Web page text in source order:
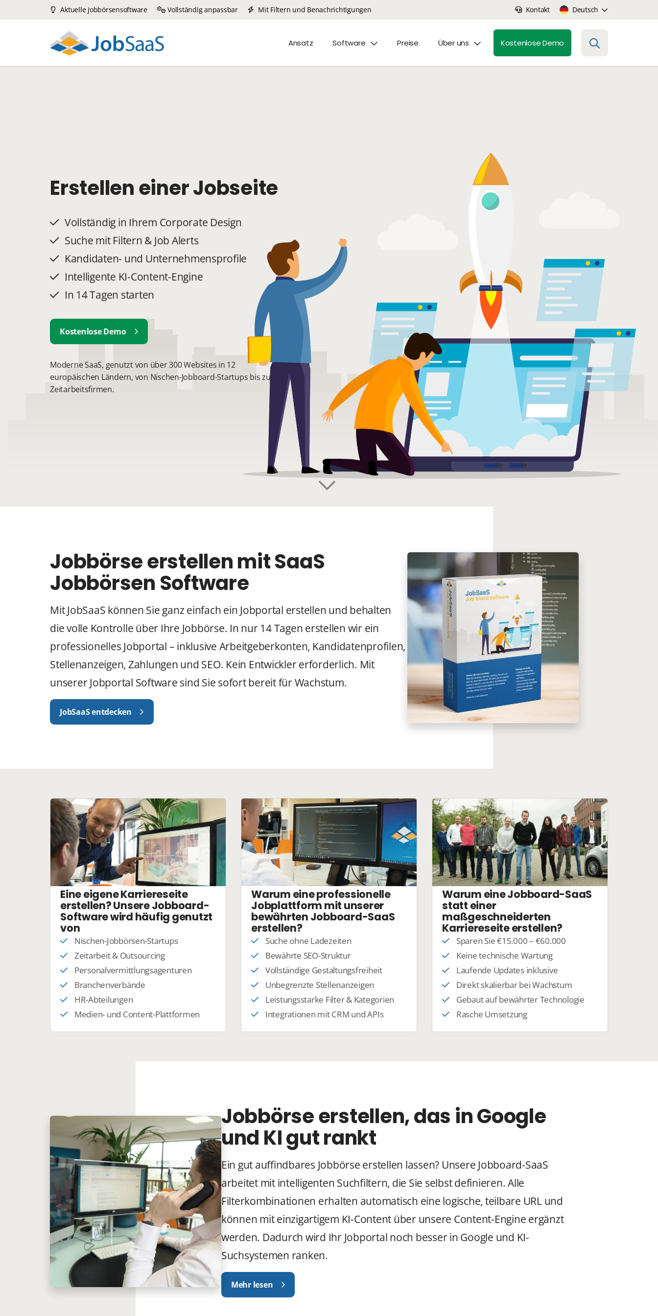
Erstellen einer Jobseite
Vollständig in Ihrem Corporate Design
Suche mit Filtern & Job Alerts
Kandidaten- und Unternehmensprofile
Intelligente KI-Content-Engine
In 14 Tagen starten
Kostenlose Demo
Moderne SaaS, genutzt von über 300 Websites in 12
europäischen Ländern, von Nischen-Jobboard-Startups bis zu
Zeitarbeitsfirmen.
Jobbörse erstellen mit SaaS
Jobbörsen Software
Mit JobSaaS können Sie ganz einfach ein Jobportal erstellen und behalten
die volle Kontrolle über Ihre Jobbörse. In nur 14 Tagen erstellen wir ein
professionelles Jobportal – inklusive Arbeitgeberkonten, Kandidatenprofilen,
Stellenanzeigen, Zahlungen und SEO. Kein Entwickler erforderlich. Mit
unserer Jobportal Software sind Sie sofort bereit für Wachstum.
JobSaaS entdecken
Eine eigene Karriereseite
erstellen? Unsere Jobboard-
Software wird häufig genutzt
von
Nischen-Jobbörsen-Startups
Zeitarbeit & Outsourcing
Personalvermittlungsagenturen
Branchenverbände
HR-Abteilungen
Medien- und Content-Plattformen
Warum eine professionelle
Jobplattform mit unserer
bewährten Jobboard-SaaS
erstellen?
Suche ohne Ladezeiten
Bewährte SEO-Struktur
Vollständige Gestaltungsfreiheit
Unbegrenzte Stellenanzeigen
Leistungsstarke Filter & Kategorien
Integrationen mit CRM und APIs
Warum eine Jobboard-SaaS
statt einer
maßgeschneiderten
Karriereseite erstellen?
Sparen Sie €15.000 – €60.000
Keine technische Wartung
Laufende Updates inklusive
Direkt skalierbar bei Wachstum
Gebaut auf bewährter Technologie
Rasche Umsetzung
Jobbörse erstellen, das in Google
und KI gut rankt
Ein gut auffindbares Jobbörse erstellen lassen? Unsere Jobboard-SaaS
arbeitet mit intelligenten Suchfiltern, die Sie selbst definieren. Alle
Filterkombinationen erhalten automatisch eine logische, teilbare URL und
können mit einzigartigem KI-Content über unsere Content-Engine ergänzt
werden. Dadurch wird Ihr Jobportal noch besser in Google und KI-
Suchsystemen ranken.
Mehr lesen
Aktuelle Jobbörsensoftware Vollständig anpassbar Mit Filtern und Benachrichtigungen Kontakt Deutsch
Ansatz Software Preise Über uns Kostenlose Demo